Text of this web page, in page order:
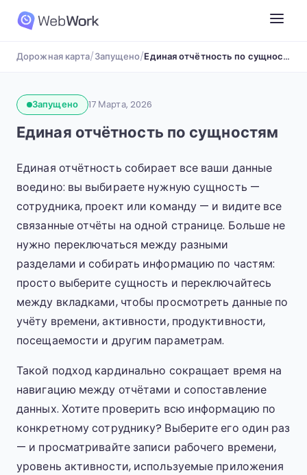
Дорожная карта/Запущено/ Единая отчётность по сущностям
Запущено 17 Марта, 2026
Единая отчётность по сущностям
Единая отчётность собирает все ваши данные
воедино: вы выбираете нужную сущность —
сотрудника, проект или команду — и видите все
связанные отчёты на одной странице. Больше не
нужно переключаться между разными
разделами и собирать информацию по частям:
просто выберите сущность и переключайтесь
между вкладками, чтобы просмотреть данные по
учёту времени, активности, продуктивности,
посещаемости и другим параметрам.
Такой подход кардинально сокращает время на
навигацию между отчётами и сопоставление
данных. Хотите проверить всю информацию по
конкретному сотруднику? Выберите его один раз
— и просматривайте записи рабочего времени,
уровень активности, используемые приложения